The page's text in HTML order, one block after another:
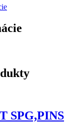
SPG,PINS